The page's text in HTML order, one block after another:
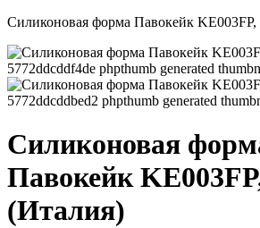
Силиконовая форма Павокейк
Силиконовая
Павокейк
(Италия)